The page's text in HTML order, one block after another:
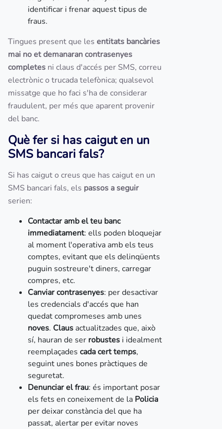
identificar i frenar aquest tipus de
fraus.
Tingues present que les entitats bancàries
mai no et demanaran contrasenyes
completes ni claus d'accés per SMS, correu
electrònic o trucada telefònica; qualsevol
missatge que ho faci s'ha de considerar
fraudulent, per més que aparent provenir
del banc.
Què fer si has caigut en un
SMS bancari fals?
Si has caigut o creus que has caigut en un
SMS bancari fals, els passos a seguir
serien:
Contactar amb el teu banc
immediatament: ells poden bloquejar
al moment l'operativa amb els teus
comptes, evitant que els delinqüents
puguin sostreure't diners, carregar
compres, etc.
Canviar contrasenyes: per desactivar
les credencials d'accés que han
quedat compromeses amb unes
noves. Claus actualitzades que, això
sí, hauran de ser robustes i idealment
reemplaçades cada cert temps,
seguint unes bones pràctiques de
seguretat.
Denunciar el frau: és important posar
els fets en coneixement de la Policia
per deixar constància del que ha
passat, alertar per evitar noves